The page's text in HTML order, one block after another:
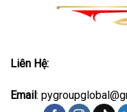
Liên Hệ:
Email: